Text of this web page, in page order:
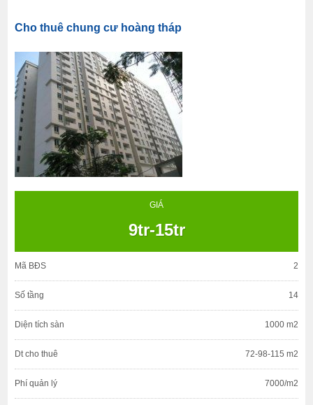
Cho thuê chung cư hoàng tháp
GIÁ
9tr-15tr
Mã BĐS 2
Số tầng 14
Diện tích sàn 1000 m2
Dt cho thuê 72-98-115 m2
Phí quản lý 7000/m2